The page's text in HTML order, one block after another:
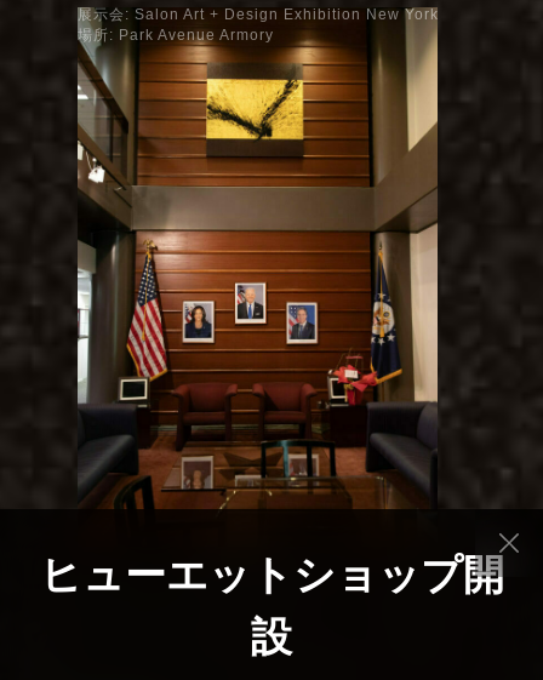
展示会: Salon Art + Design Exhibition New York
場所: Park Avenue Armory
ヒューエットショップ開
設